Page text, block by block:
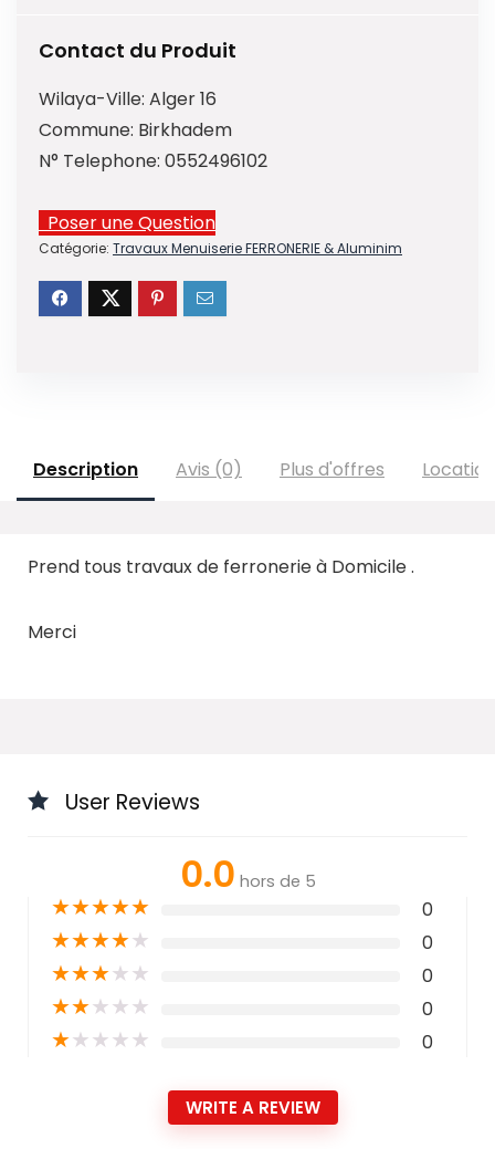
Contact du Produit
Wilaya-Ville: Alger 16
Commune: Birkhadem
N° Telephone: 0552496102
Poser une Question
Catégorie: Travaux Menuiserie FERRONERIE & Aluminim
Description Avis (0) Plus d'offres Location
Prend tous travaux de ferronerie à Domicile .
Merci
User Reviews
0.0 hors de 5
★★★★★ 0
★★★★★ 0
★★★★★ 0
★★★★★ 0
★★★★★ 0
WRITE A REVIEW